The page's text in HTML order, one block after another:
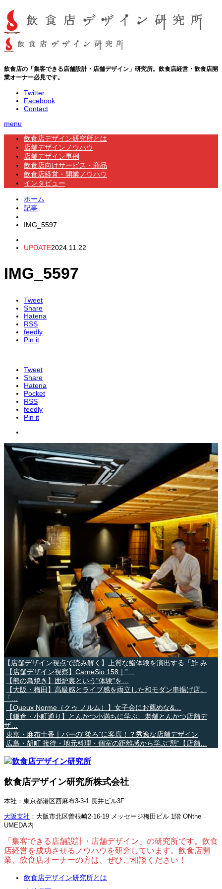
飲食店の「集客できる店舗設計・店舗デザイン」研究所。飲食店経営・飲食店開
業オーナー必見です。
Twitter
Facebook
Contact
menu
飲食店デザイン研究所とは
店舗デザインノウハウ
店舗デザイン事例
飲食店向けサービス・商品
飲食店経営・開業ノウハウ
インタビュー
ホーム
記事
IMG_5597
UPDATE2024.11.22
IMG_5597
Tweet
Share
Hatena
RSS
feedly
Pin it
Tweet
Share
Hatena
Pocket
RSS
feedly
Pin it
【店舗デザイン視点で読み解く】上質な鮨体験を演出する「鮓 み…
【店舗デザイン視察】CarneSio 158｜”…
【熊の鳥焼き】囲炉裏という”体験”を…
【大阪・梅田】高級感とライブ感を両立した和モダン串揚げ店。
「…
【Queux Norme（クゥ ノルム）】女子会にお薦めな&…
【鎌倉・小町通り】とんかつ小満ちに学ぶ、老舗とんかつ店舗デ
ザ…
東京・麻布十番｜バーの“後ろ”に客席！？秀逸な店舗デザイン
広島・胡町 接待・地元料理・個室の距離感から学ぶ“憩”【店舗…
飲食店デザイン研究所株式会社
本社：東京都港区西麻布3-3-1 長井ビル3F
大阪支社 ：大阪市北区曽根崎2-16-19 メッセージ梅田ビル 1階 ONthe
UMEDA内
「集客できる店舗設計・店舗デザイン」の研究所です。飲食
店経営を成功させるノウハウを研究しています。飲食店開
業、飲食店オーナーの方は、ぜひご相談ください！
飲食店デザイン研究所とは